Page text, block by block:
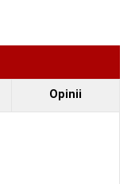
Opinii